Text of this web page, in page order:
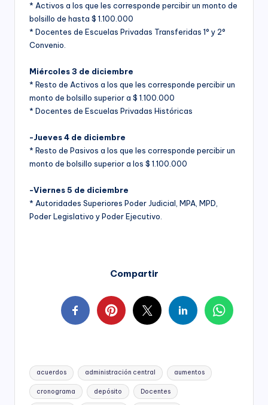
* Activos a los que les corresponde percibir un monto de
bolsillo de hasta $ 1.100.000
* Docentes de Escuelas Privadas Transferidas 1° y 2°
Convenio.
Miércoles 3 de diciembre
* Resto de Activos a los que les corresponde percibir un
monto de bolsillo superior a $ 1.100.000
* Docentes de Escuelas Privadas Históricas
-Jueves 4 de diciembre
* Resto de Pasivos a los que les corresponde percibir un
monto de bolsillo superior a los $ 1.100.000
-Viernes 5 de diciembre
* Autoridades Superiores Poder Judicial, MPA, MPD,
Poder Legislativo y Poder Ejecutivo.
Compartir
Tags:
acuerdos administración central aumentos
cronograma depósito Docentes